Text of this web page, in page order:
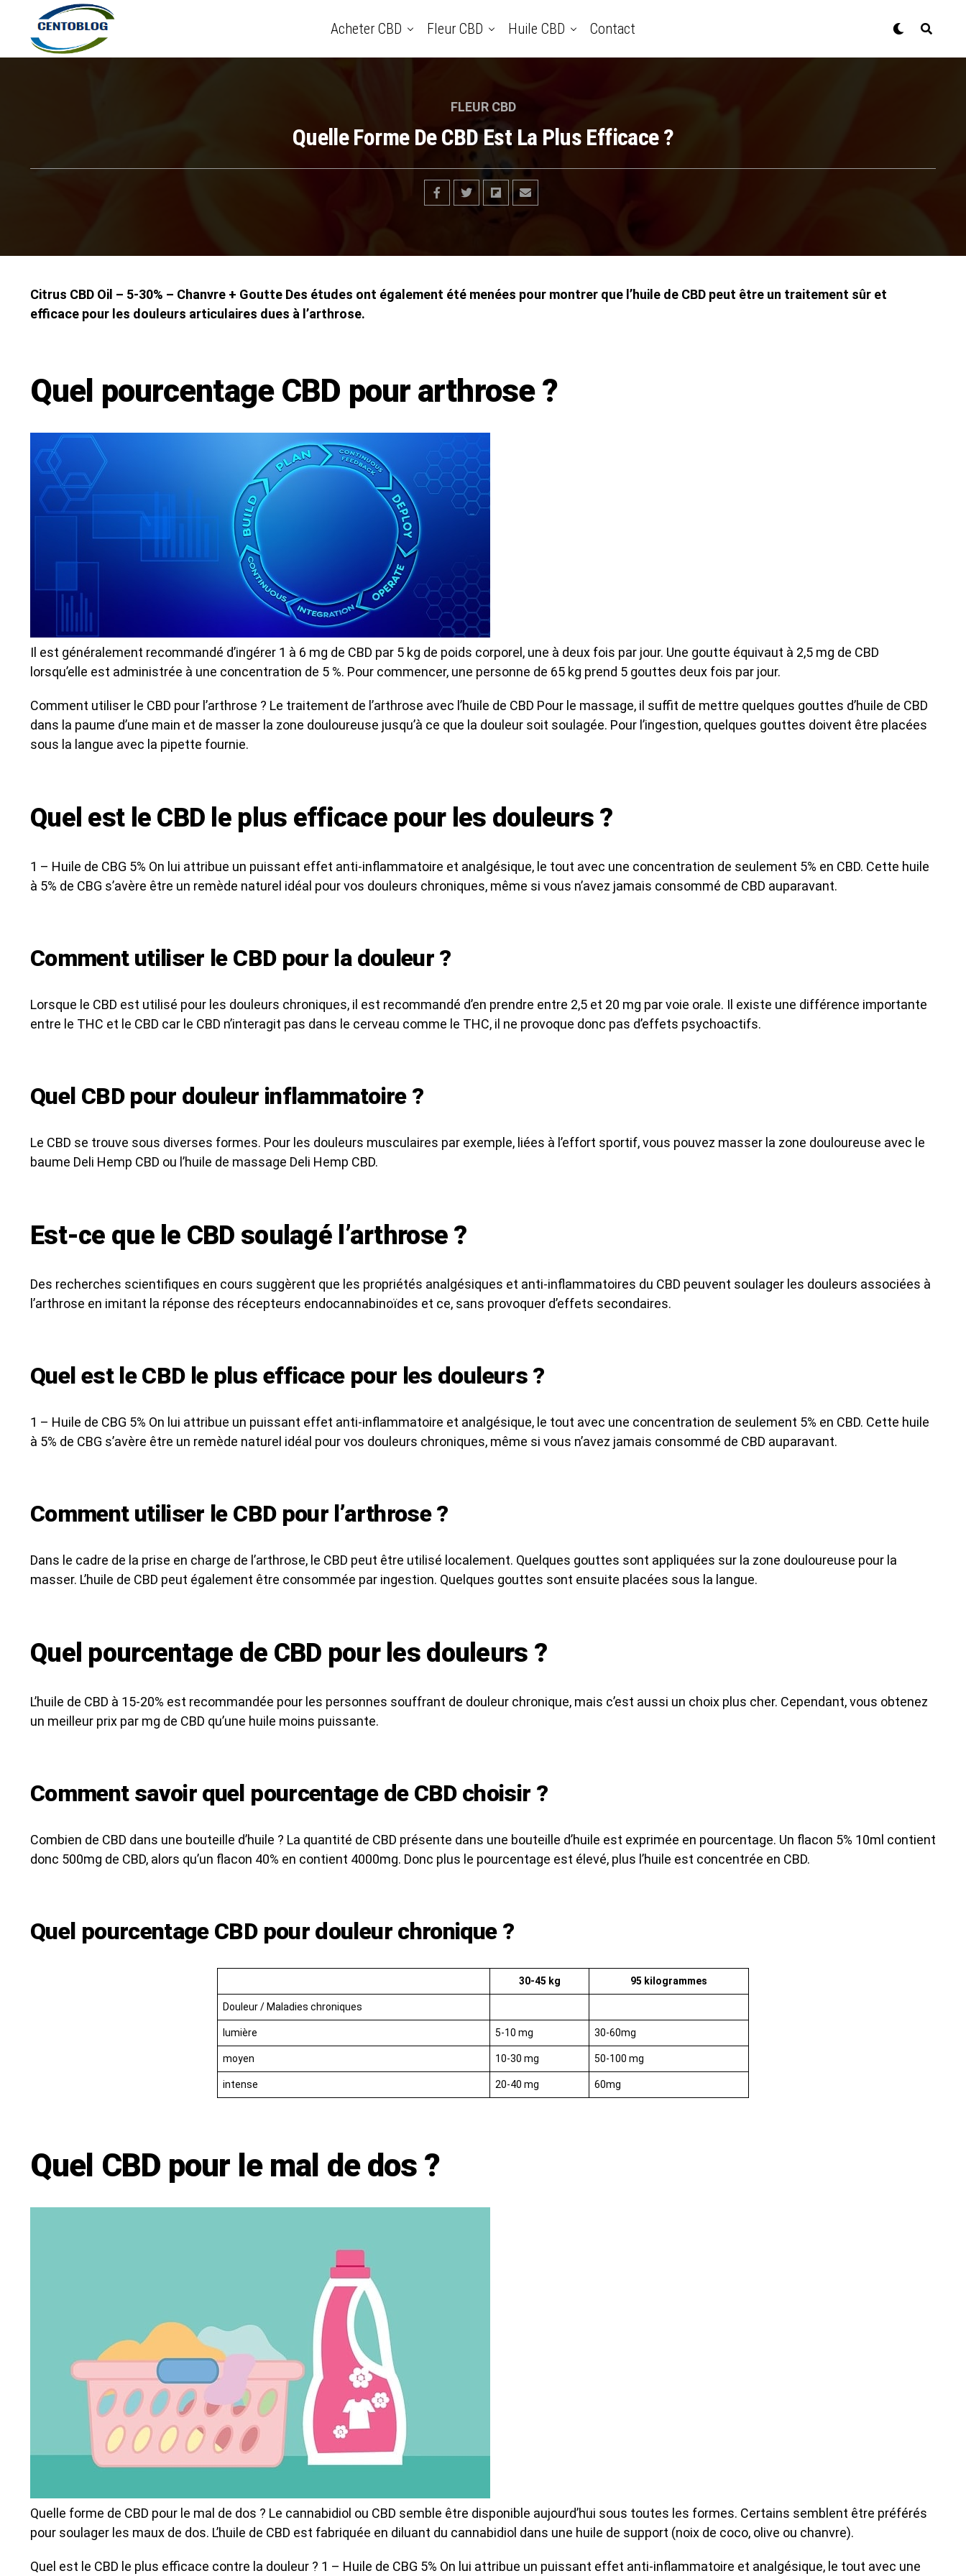
Acheter CBD Fleur CBD Huile CBD Contact
FLEUR CBD
Quelle Forme De CBD Est La Plus Efficace ?
Citrus CBD Oil – 5-30% – Chanvre + Goutte Des études ont également été menées pour montrer que l’huile de CBD peut être un traitement sûr et
efficace pour les douleurs articulaires dues à l’arthrose.
Quel pourcentage CBD pour arthrose ?
Il est généralement recommandé d’ingérer 1 à 6 mg de CBD par 5 kg de poids corporel, une à deux fois par jour. Une goutte équivaut à 2,5 mg de CBD
lorsqu’elle est administrée à une concentration de 5 %. Pour commencer, une personne de 65 kg prend 5 gouttes deux fois par jour.
Comment utiliser le CBD pour l’arthrose ? Le traitement de l’arthrose avec l’huile de CBD Pour le massage, il suffit de mettre quelques gouttes d’huile de CBD
dans la paume d’une main et de masser la zone douloureuse jusqu’à ce que la douleur soit soulagée. Pour l’ingestion, quelques gouttes doivent être placées
sous la langue avec la pipette fournie.
Quel est le CBD le plus efficace pour les douleurs ?
1 – Huile de CBG 5% On lui attribue un puissant effet anti-inflammatoire et analgésique, le tout avec une concentration de seulement 5% en CBD. Cette huile
à 5% de CBG s’avère être un remède naturel idéal pour vos douleurs chroniques, même si vous n’avez jamais consommé de CBD auparavant.
Comment utiliser le CBD pour la douleur ?
Lorsque le CBD est utilisé pour les douleurs chroniques, il est recommandé d’en prendre entre 2,5 et 20 mg par voie orale. Il existe une différence importante
entre le THC et le CBD car le CBD n’interagit pas dans le cerveau comme le THC, il ne provoque donc pas d’effets psychoactifs.
Quel CBD pour douleur inflammatoire ?
Le CBD se trouve sous diverses formes. Pour les douleurs musculaires par exemple, liées à l’effort sportif, vous pouvez masser la zone douloureuse avec le
baume Deli Hemp CBD ou l’huile de massage Deli Hemp CBD.
Est-ce que le CBD soulagé l’arthrose ?
Des recherches scientifiques en cours suggèrent que les propriétés analgésiques et anti-inflammatoires du CBD peuvent soulager les douleurs associées à
l’arthrose en imitant la réponse des récepteurs endocannabinoïdes et ce, sans provoquer d’effets secondaires.
Quel est le CBD le plus efficace pour les douleurs ?
1 – Huile de CBG 5% On lui attribue un puissant effet anti-inflammatoire et analgésique, le tout avec une concentration de seulement 5% en CBD. Cette huile
à 5% de CBG s’avère être un remède naturel idéal pour vos douleurs chroniques, même si vous n’avez jamais consommé de CBD auparavant.
Comment utiliser le CBD pour l’arthrose ?
Dans le cadre de la prise en charge de l’arthrose, le CBD peut être utilisé localement. Quelques gouttes sont appliquées sur la zone douloureuse pour la
masser. L’huile de CBD peut également être consommée par ingestion. Quelques gouttes sont ensuite placées sous la langue.
Quel pourcentage de CBD pour les douleurs ?
L’huile de CBD à 15-20% est recommandée pour les personnes souffrant de douleur chronique, mais c’est aussi un choix plus cher. Cependant, vous obtenez
un meilleur prix par mg de CBD qu’une huile moins puissante.
Comment savoir quel pourcentage de CBD choisir ?
Combien de CBD dans une bouteille d’huile ? La quantité de CBD présente dans une bouteille d’huile est exprimée en pourcentage. Un flacon 5% 10ml contient
donc 500mg de CBD, alors qu’un flacon 40% en contient 4000mg. Donc plus le pourcentage est élevé, plus l’huile est concentrée en CBD.
Quel pourcentage CBD pour douleur chronique ?
30-45 kg 95 kilogrammes
Douleur / Maladies chroniques
lumière 5-10 mg 30-60mg
moyen 10-30 mg 50-100 mg
intense 20-40 mg 60mg
Quel CBD pour le mal de dos ?
Quelle forme de CBD pour le mal de dos ? Le cannabidiol ou CBD semble être disponible aujourd’hui sous toutes les formes. Certains semblent être préférés
pour soulager les maux de dos. L’huile de CBD est fabriquée en diluant du cannabidiol dans une huile de support (noix de coco, olive ou chanvre).
Quel est le CBD le plus efficace contre la douleur ? 1 – Huile de CBG 5% On lui attribue un puissant effet anti-inflammatoire et analgésique, le tout avec une